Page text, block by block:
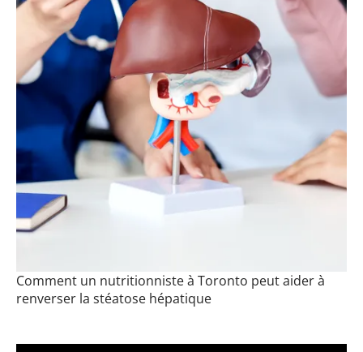
Comment un nutritionniste à Toronto peut aider à
renverser la stéatose hépatique